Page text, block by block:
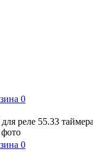
0
реле 55.33
0